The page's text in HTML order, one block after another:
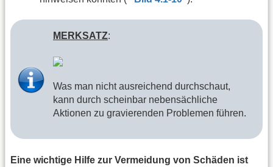
MERKSATZ:
Was man nicht ausreichend durchschaut,
kann durch scheinbar nebensächliche
Aktionen zu gravierenden Problemen führen.
Eine wichtige Hilfe zur Vermeidung von Schäden ist